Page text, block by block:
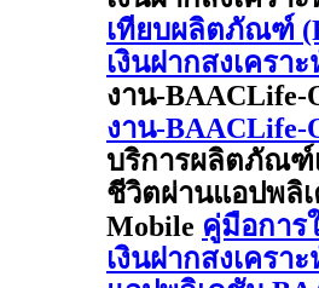
เทียบผลิตภัณฑ์
เงินฝากสงเครา
งาน-BAACLife-
งาน-BAACLife-
บริการผลิตภัณฑ์
ชีวิตผ่านแอปพลิ
Mobile คู่มือกา
เงินฝากสงเครา